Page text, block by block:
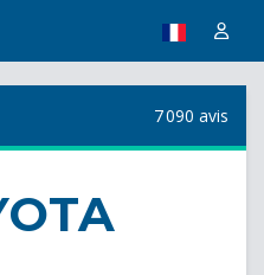
7 090 avis